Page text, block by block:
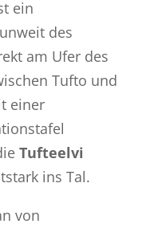
ein
des
am Ufer des
Tufto und
einer
Tufteelvi
ins Tal.
von